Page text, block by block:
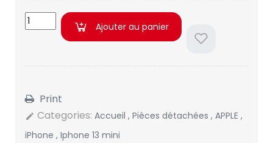
Ajouter au panier
Print
edit Categories: Accueil , Pièces détachées , APPLE ,
iPhone , Iphone 13 mini